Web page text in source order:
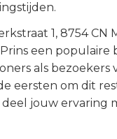
1, 8754 CN
een populaire
als bezoekers
eersten om dit
jouw ervaring